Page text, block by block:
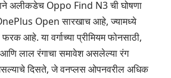
अलीकडेच Oppo Find N3 ची घोषणा
Open सारखाच आहे, ज्यामध्ये
आहे. या वर्गाच्या प्रीमियम फोनसाठी,
लाल रंगाचा समावेश असलेल्या रंग
असल्याचे दिसते, जे वनप्लस ओपनवरील अधिक